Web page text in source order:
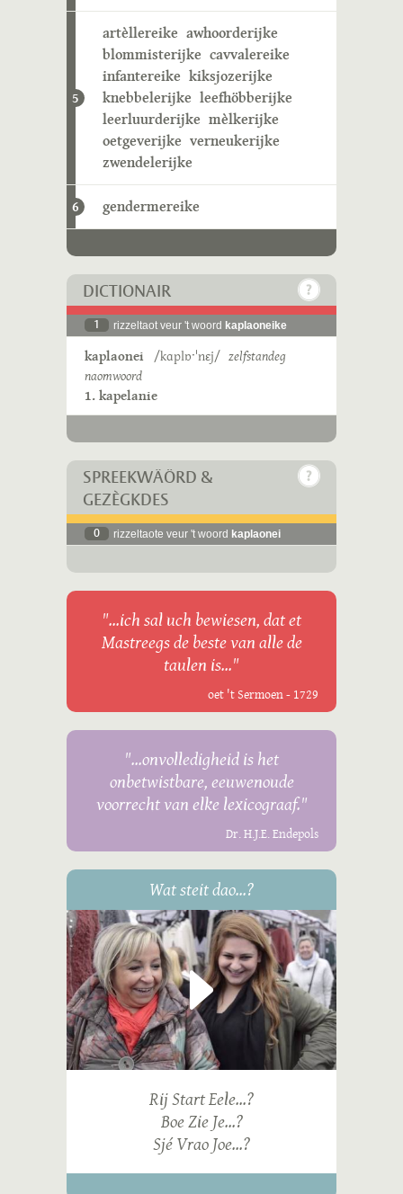
5
artèllereike awhoorderijke
blommisterijke cavvalereike
infantereike kiksjozerijke
knebbelerijke leefhöbberijke
leerluurderijke mèlkerijke
oetgeverijke verneukerijke
zwendelerijke
6 gendermereike
DICTIONAIR
1 rizzeltaot veur 't woord kaplaoneike
kaplaonei /kɑplɒˑˈnɛj/ zelfstandeg
naomwoord
1. kapelanie
SPREEKWÄÖRD &
GEZÈGKDES
0 rizzeltaote veur 't woord kaplaonei
"...ich sal uch bewiesen, dat et
Mastreegs de beste van alle de
taulen is..."
oet 't Sermoen - 1729
"...onvolledigheid is het
onbetwistbare, eeuwenoude
voorrecht van elke lexicograaf."
Dr. H.J.E. Endepols
Wat steit dao...?
Rij Start Eele...?
Boe Zie Je...?
Sjé Vrao Joe...?